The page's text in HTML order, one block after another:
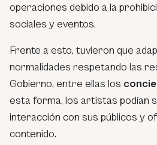
operaciones debido a la
sociales y eventos.
Frente a esto, tuvieron que
normalidades respetando las
Gobierno, entre ellas los
esta forma, los artistas podían
interacción con sus públicos y
contenido.